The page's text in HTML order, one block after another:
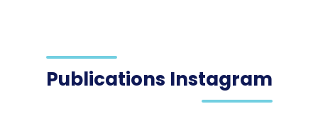
Publications Instagram